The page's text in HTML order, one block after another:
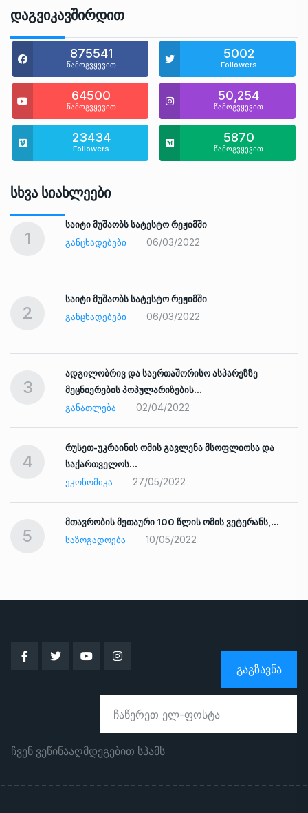
Დაგვიკავშირდით
875541
წამოგვყევით
5002
Followers
64500
წამოგვყევით
50,254
წამოგვყევით
23434
Followers
5870
წამოგვყევით
Სხვა Სიახლეები
1
საიტი მუშაობს სატესტო რეჟიმში
ᲒᲐᲜᲪᲮᲐᲓᲔᲑᲔᲑᲘ
06/03/2022
2
საიტი მუშაობს სატესტო რეჟიმში
ᲒᲐᲜᲪᲮᲐᲓᲔᲑᲔᲑᲘ
06/03/2022
3
ადგილობრივ და საერთაშორისო ასპარეზზე
მეცნიერების პოპულარიზების…
ᲒᲐᲜᲐᲗᲚᲔᲑᲐ
02/04/2022
4
რუსეთ-უკრაინის ომის გავლენა მსოფლიოსა და
საქართველოს…
ᲔᲙᲝᲜᲝᲛᲘᲙᲐ
27/05/2022
5
მთავრობის მეთაური 100 წლის ომის ვეტერანს,…
ᲡᲐᲖᲝᲒᲐᲓᲝᲔᲑᲐ
10/05/2022
ᲒᲐᲒᲖᲐᲕᲜᲐ
ჩვენ ვეწინააღმდეგებით სპამს